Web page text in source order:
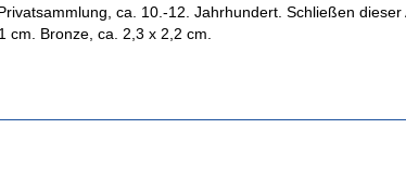
ca. 10.-12. Jahrhundert. Schließen
Bronze, ca. 2,3 x 2,2 cm.